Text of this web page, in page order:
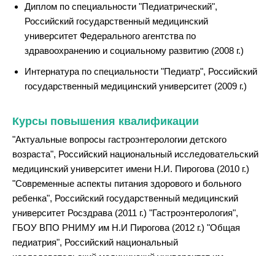
Диплом по специальности "Педиатрический",
Российский государственный медицинский
университет Федерального агентства по
здравоохранению и социальному развитию (2008 г.)
Интернатура по специальности "Педиатр", Российский
государственный медицинский университет (2009 г.)
Курсы повышения квалификации
"Актуальные вопросы гастроэнтерологии детского
возраста", Российский национальный исследовательский
медицинский университет имени Н.И. Пирогова (2010 г.)
"Современные аспекты питания здорового и больного
ребенка", Российский государственный медицинский
университет Росздрава (2011 г.) "Гастроэнтерология",
ГБОУ ВПО РНИМУ им Н.И Пирогова (2012 г.) "Общая
педиатрия", Российский национальный